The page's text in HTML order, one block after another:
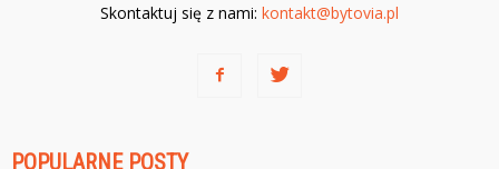
Skontaktuj się z nami: kontakt@bytovia.pl
POPULARNE POSTY